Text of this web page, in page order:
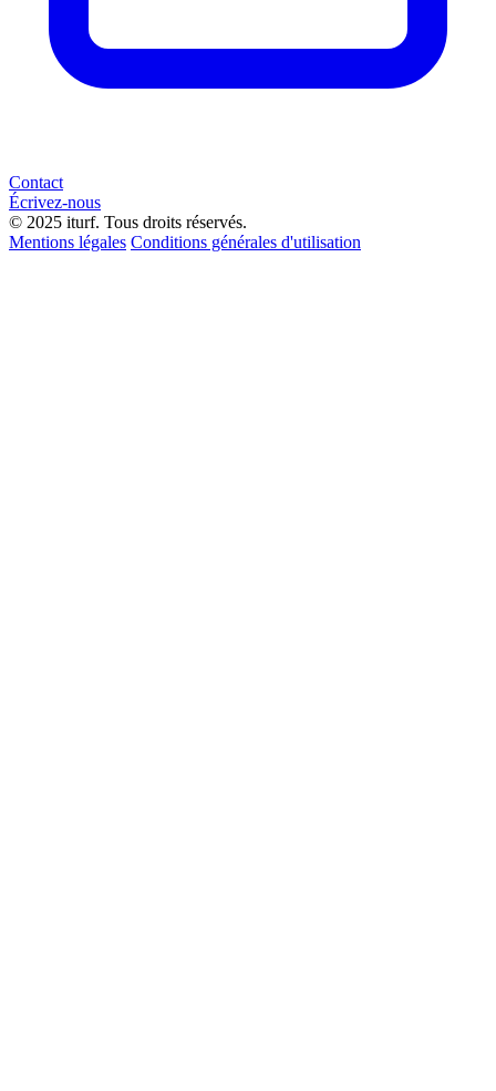
Contact
Écrivez-nous
© 2025 iturf. Tous droits réservés.
Mentions légales Conditions générales d'utilisation